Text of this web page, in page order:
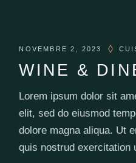
NOVEMBRE 2, 2023
WINE &
Lorem ipsum dolor sit
elit, sed do eiusmod
dolore magna aliqua. Ut
quis nostrud exercitation